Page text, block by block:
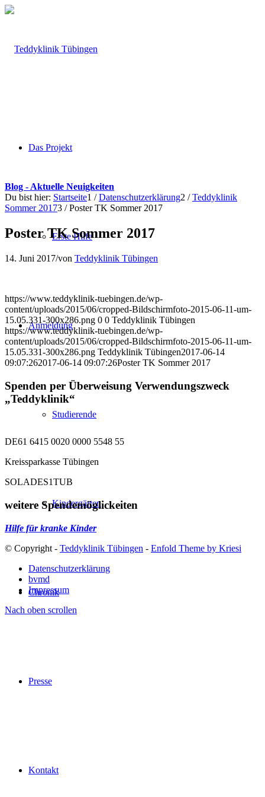
Das Projekt
Erste Hilfe
Anmeldung
Studierende
Kindergärten
Chronik
Presse
Kontakt
Blog - Aktuelle Neuigkeiten
Du bist hier: Startseite1 / Datenschutzerklärung2 / Teddyklinik
Sommer 20173 / Poster TK Sommer 2017
Poster TK Sommer 2017
14. Juni 2017/von Teddyklinik Tübingen
https://www.teddyklinik-tuebingen.de/wp-
content/uploads/2015/06/cropped-Bildschirmfoto-2015-06-11-um-
15.05.331-300x286.png 0 0 Teddyklinik Tübingen
https://www.teddyklinik-tuebingen.de/wp-
content/uploads/2015/06/cropped-Bildschirmfoto-2015-06-11-um-
15.05.331-300x286.png Teddyklinik Tübingen2017-06-14
09:07:262017-06-14 09:07:26Poster TK Sommer 2017
Spenden per Überweisung Verwendungszweck
„Teddyklinik“
DE61 6415 0020 0000 5548 55
Kreissparkasse Tübingen
SOLADES1TUB
weitere Spendemöglickeiten
Hilfe für kranke Kinder
© Copyright - Teddyklinik Tübingen - Enfold Theme by Kriesi
Datenschutzerklärung
bvmd
Impressum
Nach oben scrollen